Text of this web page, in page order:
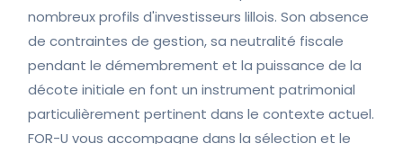
nombreux profils d'investisseurs lillois. Son absence
de contraintes de gestion, sa neutralité fiscale
pendant le démembrement et la puissance de la
décote initiale en font un instrument patrimonial
particulièrement pertinent dans le contexte actuel.
FOR-U vous accompagne dans la sélection et le